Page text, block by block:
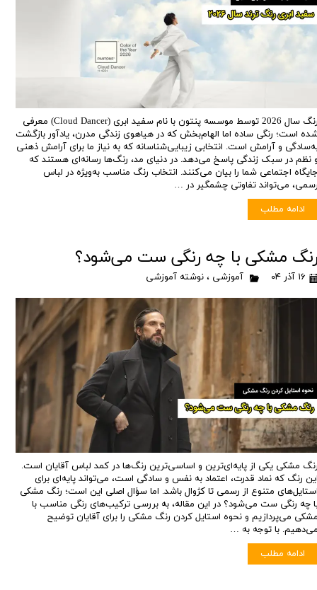
رنگ سال 2026 توسط موسسه پنتون با نام سفید ابری (Cloud Dancer) معرفی
است؛ رنگی ساده اما الهام‌بخش که در هیاهوی زندگی مدرن، یادآور بازگشت
و آرامش است. انتخابی زیبایی‌شناسانه که به نیاز ما برای آرامش ذهنی
نظم در سبک زندگی پاسخ می‌دهد. در دنیای مد، رنگ‌ها رسانه‌ای هستند که
اجتماعی شما را بیان می‌کنند. انتخاب رنگ مناسب به‌ویژه در لباس
می‌تواند تفاوتی چشمگیر در …
ادامه مطلب
مشکی با چه رنگی ست می‌شود؟
۱۶ آذر ۰۴ آموزشی ،نوشته آموزشی
مشکی یکی از پایه‌ای‌ترین و اساسی‌ترین رنگ‌ها در کمد لباس آقایان است.
رنگ که نماد قدرت، اعتماد به نفس و سادگی است، می‌تواند پایه‌ای برای
متنوع از رسمی تا کژوال باشد. اما سؤال اصلی این است؛ رنگ مشکی
چه رنگی ست می‌شود؟ در این مقاله، به بررسی ترکیب‌های رنگی مناسب با
می‌پردازیم و نحوه استایل کردن رنگ مشکی را برای آقایان توضیح
با توجه به …
ادامه مطلب